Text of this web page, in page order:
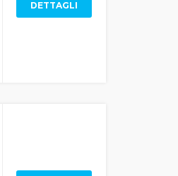
DETTAGLI